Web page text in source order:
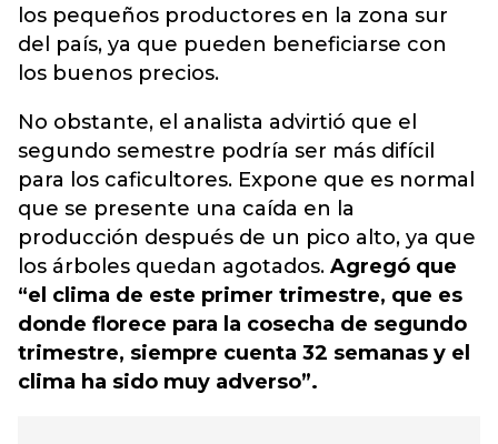
los pequeños productores en la zona sur
del país, ya que pueden beneficiarse con
los buenos precios.
No obstante, el analista advirtió que el
segundo semestre podría ser más difícil
para los caficultores. Expone que es normal
que se presente una caída en la
producción después de un pico alto, ya que
los árboles quedan agotados. Agregó que
“el clima de este primer trimestre, que es
donde florece para la cosecha de segundo
trimestre, siempre cuenta 32 semanas y el
clima ha sido muy adverso”.